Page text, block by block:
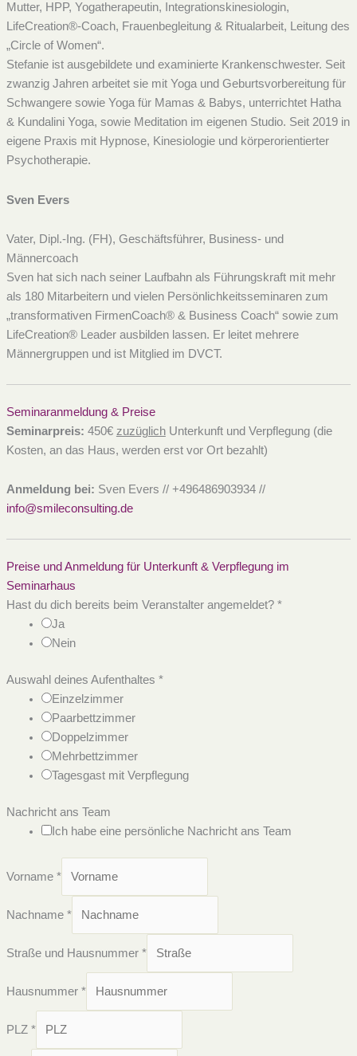
Mutter, HPP, Yogatherapeutin, Integrationskinesiologin,
LifeCreation®-Coach, Frauenbegleitung & Ritualarbeit, Leitung des
„Circle of Women“.
Stefanie ist ausgebildete und examinierte Krankenschwester. Seit
zwanzig Jahren arbeitet sie mit Yoga und Geburtsvorbereitung für
Schwangere sowie Yoga für Mamas & Babys, unterrichtet Hatha
& Kundalini Yoga, sowie Meditation im eigenen Studio. Seit 2019 in
eigene Praxis mit Hypnose, Kinesiologie und körperorientierter
Psychotherapie.
Sven Evers
Vater, Dipl.-Ing. (FH), Geschäftsführer, Business- und
Männercoach
Sven hat sich nach seiner Laufbahn als Führungskraft mit mehr
als 180 Mitarbeitern und vielen Persönlichkeitsseminaren zum
„transformativen FirmenCoach® & Business Coach“ sowie zum
LifeCreation® Leader ausbilden lassen. Er leitet mehrere
Männergruppen und ist Mitglied im DVCT.
Seminaranmeldung & Preise
Seminarpreis: 450€ zuzüglichUnterkunft und Verpflegung (die
Kosten, an das Haus, werden erst vor Ort bezahlt)
Anmeldung bei: Sven Evers // +496486903934 //
info@smileconsulting.de
Preise und Anmeldung für Unterkunft & Verpflegung im
Seminarhaus
Hast du dich bereits beim Veranstalter angemeldet? *
Ja
Nein
Auswahl deines Aufenthaltes *
Einzelzimmer
Paarbettzimmer
Doppelzimmer
Mehrbettzimmer
Tagesgast mit Verpflegung
Nachricht ans Team
Ich habe eine persönliche Nachricht ans Team
Vorname *
Nachname *
Straße und Hausnummer *
Hausnummer *
PLZ *